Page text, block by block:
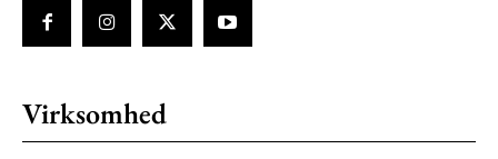
Virksomhed